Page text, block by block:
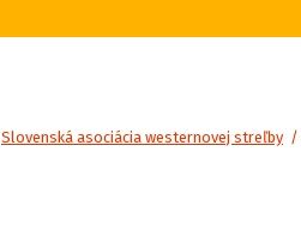
Slovenská asociácia westernovej streľby /